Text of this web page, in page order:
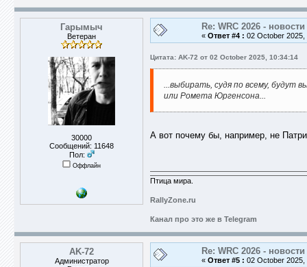
Гарымыч
Ветеран
30000
Сообщений: 11648
Пол:
Оффлайн
Re: WRC 2026 -
« Ответ #4 : 02 October 2025,
Цитата: AK-72 от 02 October 2025, 10:34:14
...выбирать, судя по всему, будут
или Ромета Юргенсона...
А вот почему бы, например, не
Птица мира.
RallyZone.ru
Канал про это же в Telegram
AK-72
Администратор
Re: WRC 2026 -
« Ответ #5 : 02 October 2025,